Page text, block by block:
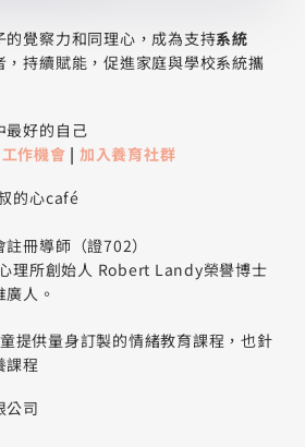
覺察力和同理心，成為支持系統
，持續賦能，促進家庭與學校系統攜
最好的自己
工作機會 | 加入養育社群
的心café
冊導師（證702）
理所創始人 Robert Landy榮譽博士
人。
提供量身訂製的情緒教育課程，也針
課程
公司